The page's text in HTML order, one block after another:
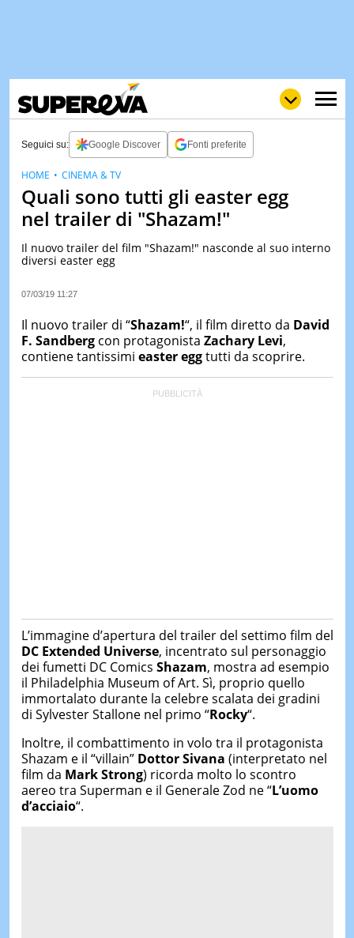
LOLGULP
VIDEO
& TV
TEST
Seguici su: Google Discover Fonti preferite
Quali sono tutti gli easter egg
nel trailer di "Shazam!"
Il nuovo trailer del film "Shazam!" nasconde al suo interno
diversi easter egg
07/03/19 11:27
HOME CINEMA & TV
Il nuovo trailer di “Shazam!“, il film diretto da David
F. Sandbergcon protagonista Zachary Levi,
contiene tantissimi easter eggtutti da scoprire.
L’immagine d’apertura del trailer del settimo film del
DC Extended Universe, incentrato sul personaggio
dei fumetti DC Comics Shazam, mostra ad esempio
il Philadelphia Museum of Art. Sì, proprio quello
immortalato durante la celebre scalata dei gradini
di Sylvester Stallone nel primo “Rocky“.
Inoltre, il combattimento in volo tra il protagonista
Shazam e il “villain” Dottor Sivana (interpretato nel
film da Mark Strong) ricorda molto lo scontro
aereo tra Superman e il Generale Zod ne “L’uomo
d’acciaio“.